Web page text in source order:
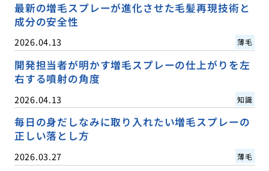
最新の増毛スプレーが進化させた毛髪再現技術と
成分の安全性
2026.04.13 薄毛
開発担当者が明かす増毛スプレーの仕上がりを左
右する噴射の角度
2026.04.13 知識
毎日の身だしなみに取り入れたい増毛スプレーの
正しい落とし方
2026.03.27 薄毛